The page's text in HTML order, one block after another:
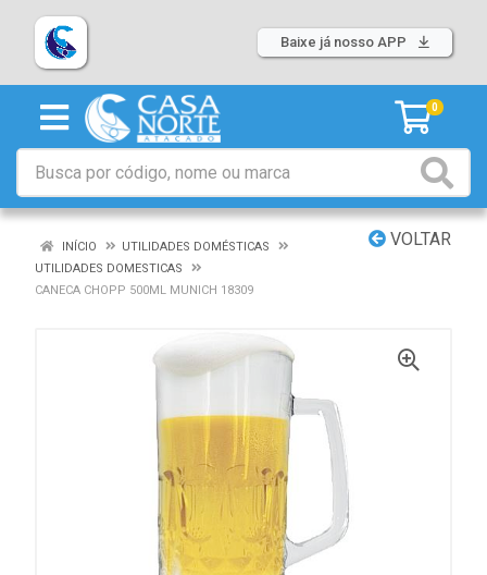
Baixe já nosso APP
0
VOLTAR
INÍCIO
UTILIDADES DOMÉSTICAS
UTILIDADES DOMESTICAS
CANECA CHOPP 500ML MUNICH 18309